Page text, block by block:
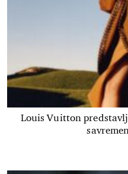
Louis Vuitton